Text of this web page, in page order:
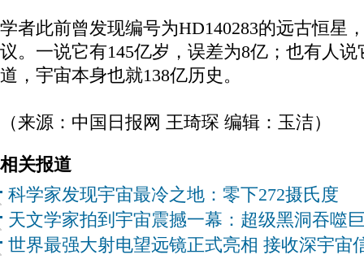
学者此前曾发现编号为HD140283的远古恒星
议。一说它有145亿岁，误差为8亿；也有人说
道，宇宙本身也就138亿历史。
（来源：中国日报网 王琦琛 编辑：玉洁）
相关报道
科学家发现宇宙最冷之地：零下272摄氏度
天文学家拍到宇宙震撼一幕：超级黑洞吞噬
世界最强大射电望远镜正式亮相 接收深宇宙